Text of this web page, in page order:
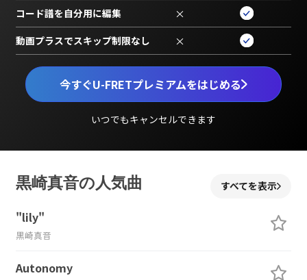
今すぐU-FRETプレミアムをはじめる
いつでもキャンセルできます
コード譜を自分用に編集 ×
動画プラスでスキップ制限なし ×
黒崎真音の人気曲 すべてを表示
"lily"
黒崎真音
Autonomy